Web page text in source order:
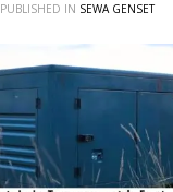
PUBLISHED IN SEWA GENSET